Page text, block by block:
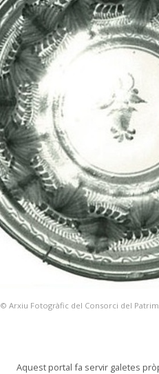
© Arxiu Fotogràfic del Consorci del
Aquest portal fa servir galetes